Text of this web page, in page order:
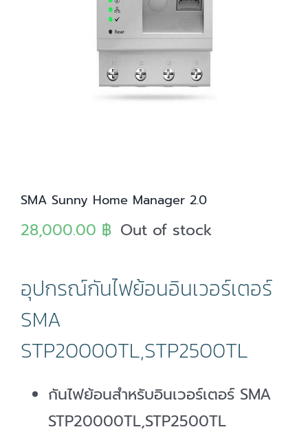
SMA Sunny Home Manager 2.0
28,000.00 ฿ Out of stock
อุปกรณ์กันไฟย้อนอินเวอร์เตอร์
SMA
STP20000TL,STP2500TL
กันไฟย้อนสำหรับอินเวอร์เตอร์ SMA
STP20000TL,STP2500TL